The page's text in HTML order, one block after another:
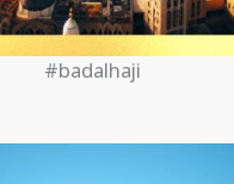
#badalhaji